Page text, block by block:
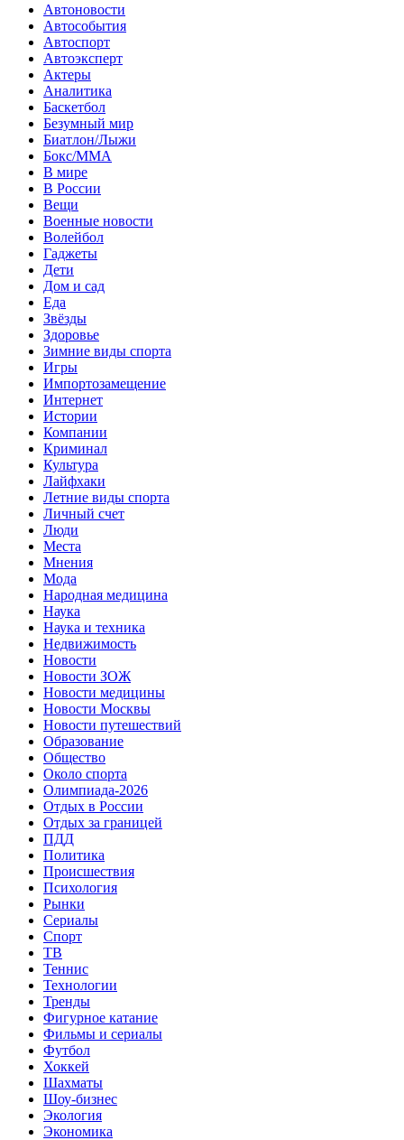
Автоновости
Автособытия
Автоспорт
Автоэксперт
Актеры
Аналитика
Баскетбол
Безумный мир
Биатлон/Лыжи
Бокс/MMA
В мире
В России
Вещи
Военные новости
Волейбол
Гаджеты
Дети
Дом и сад
Еда
Звёзды
Здоровье
Зимние виды спорта
Игры
Импортозамещение
Интернет
Истории
Компании
Криминал
Культура
Лайфхаки
Летние виды спорта
Личный счет
Люди
Места
Мнения
Мода
Народная медицина
Наука
Наука и техника
Недвижимость
Новости
Новости ЗОЖ
Новости медицины
Новости Москвы
Новости путешествий
Образование
Общество
Около спорта
Олимпиада-2026
Отдых в России
Отдых за границей
ПДД
Политика
Происшествия
Психология
Рынки
Сериалы
Спорт
ТВ
Теннис
Технологии
Тренды
Фигурное катание
Фильмы и сериалы
Футбол
Хоккей
Шахматы
Шоу-бизнес
Экология
Экономика